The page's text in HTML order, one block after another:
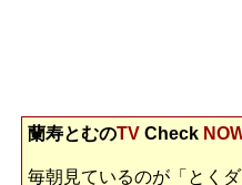
蘭寿とむのTV Check
毎朝見ているのが「とく